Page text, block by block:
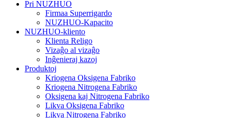
Pri NUZHUO
Firmaa Superrigardo
NUZHUO-Kapacito
NUZHUO-kliento
Klienta Religo
Vizaĝo al vizaĝo
Inĝenieraj kazoj
Produktoj
Kriogena Oksigena Fabriko
Kriogena Nitrogena Fabriko
Oksigena kaj Nitrogena Fabriko
Likva Oksigena Fabriko
Likva Nitrogena Fabriko